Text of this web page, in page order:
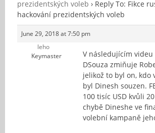
O Nezvědavci
prezidentských voleb › Reply To: Fikce
hackování prezidentských voleb
June 29, 2018 at 7:50 pm
leho
Keymaster
V následujícím videu
DSouza zmiňuje
jelikož to byl on, kdo
byl Dinesh souzen.
100 tisíc USD kvůli
chybě Dineshe ve
volební kampaně